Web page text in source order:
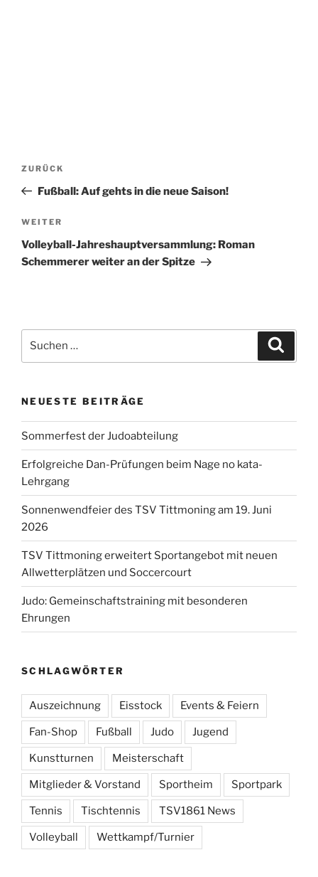
Beitragsnavigation
Vorheriger
Beitrag
ZURÜCK
Fußball: Auf gehts in die neue Saison!
Nächster
Beitrag
WEITER
Volleyball-Jahreshauptversammlung: Roman
Schemmerer weiter an der Spitze
nach:
NEUESTE BEITRÄGE
Sommerfest der Judoabteilung
Erfolgreiche Dan-Prüfungen beim Nage no kata-
Lehrgang
Sonnenwendfeier des TSV Tittmoning am 19. Juni
2026
TSV Tittmoning erweitert Sportangebot mit neuen
Allwetterplätzen und Soccercourt
Judo: Gemeinschaftstraining mit besonderen
Ehrungen
SCHLAGWÖRTER
Auszeichnung Eisstock Events & Feiern
Fan-Shop Fußball Judo Jugend
Kunstturnen Meisterschaft
Mitglieder & Vorstand Sportheim Sportpark
Tennis Tischtennis TSV1861 News
Volleyball Wettkampf/Turnier